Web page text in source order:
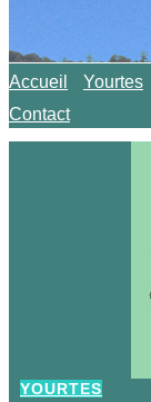
Accueil Yourtes
Contact
YOURTES